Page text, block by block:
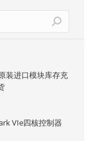
装进口模块库存充
VIe四核控制器